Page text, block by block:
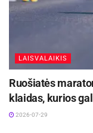
LAISVALAIKIS
Ruošiatės
klaidas, kurios
2026-07-29